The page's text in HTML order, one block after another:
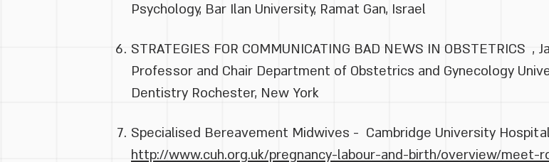
Psychology, Bar Ilan University, Ramat Gan, Israel
STRATEGIES FOR COMMUNICATING BAD NEWS IN OBSTETRICS ,
Professor and Chair Department of Obstetrics and Gynecology
Dentistry Rochester, New York
Specialised Bereavement Midwives - Cambridge University
http://www.cuh.org.uk/pregnancy-labour-and-birth/overview/